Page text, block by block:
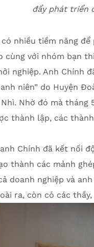
đẩy phát triển
nhiều tiềm năng
cùng với nhóm bạn
nghiệp. Anh Chính
niên” do Huyện
Nhờ đó mà tháng
thành lập, các
Chính đã kết nối
thành các mảnh
doanh nghiệp và
ra, còn có các